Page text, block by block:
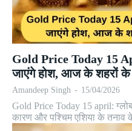
Gold Price Today 15
जाएंगे होश, आज के शहरों के
Amandeep Singh - 15/04/2026
Gold Price Today 15 april:
कारण और पश्चिम एशिया के तनाव